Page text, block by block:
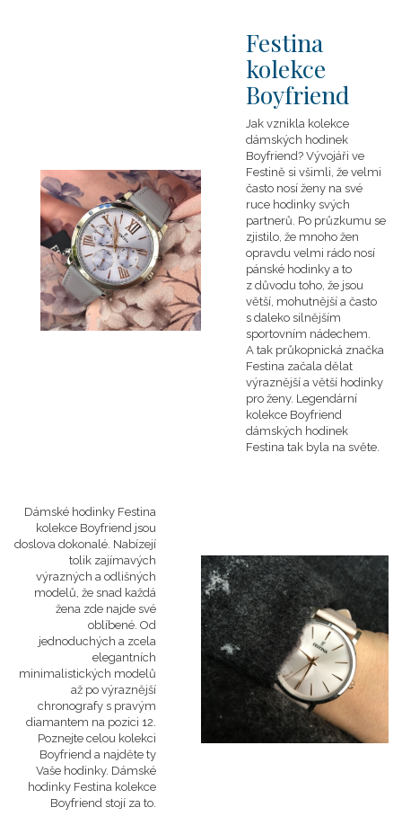
Festina
kolekce
Boyfriend
Jak vznikla kolekce
dámských hodinek
Boyfriend? Vývojáři ve
Festině si všimli, že velmi
často nosí ženy na své
ruce hodinky svých
partnerů. Po průzkumu se
zjistilo, že mnoho žen
opravdu velmi rádo nosí
pánské hodinky a to
z důvodu toho, že jsou
větší, mohutnější a často
s daleko silnějším
sportovním nádechem.
A tak průkopnická značka
Festina začala dělat
výraznější a větší hodinky
pro ženy. Legendární
kolekce Boyfriend
dámských hodinek
Festina tak byla na světe.
Dámské hodinky Festina
kolekce Boyfriend jsou
doslova dokonalé. Nabízejí
tolik zajímavých
výrazných a odlišných
modelů, že snad každá
žena zde najde své
oblíbené. Od
jednoduchých a zcela
elegantních
minimalistických modelů
až po výraznější
chronografy s pravým
diamantem na pozici 12.
Poznejte celou kolekci
Boyfriend a najděte ty
Vaše hodinky. Dámské
hodinky Festina kolekce
Boyfriend stojí za to.